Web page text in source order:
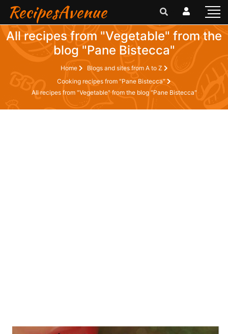
RecipesAvenue
All recipes from "Vegetable" from the
blog "Pane Bistecca"
Home
Blogs and sites from A to Z
Cooking recipes from "Pane Bistecca"
All recipes from "Vegetable" from the blog "Pane Bistecca"